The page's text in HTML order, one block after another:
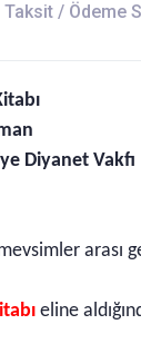
Taksit / Ödeme
Diyanet Vakfı
arası
eline